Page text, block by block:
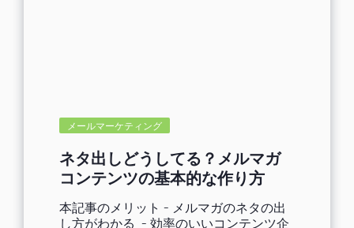
メールマーケティング
ネタ出しどうしてる？メルマガ
コンテンツの基本的な作り方
本記事のメリット - メルマガのネタの出
し方がわかる - 効率のいいコンテンツ企